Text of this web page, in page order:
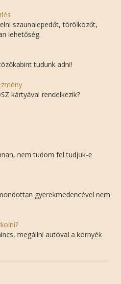
szaunalepedőt, törölközőt,
lehetőség.
tudunk adni!
kártyával rendelkezik?
nem tudom fel tudjuk-e
gyerekmedencével nem
megállni autóval a környék